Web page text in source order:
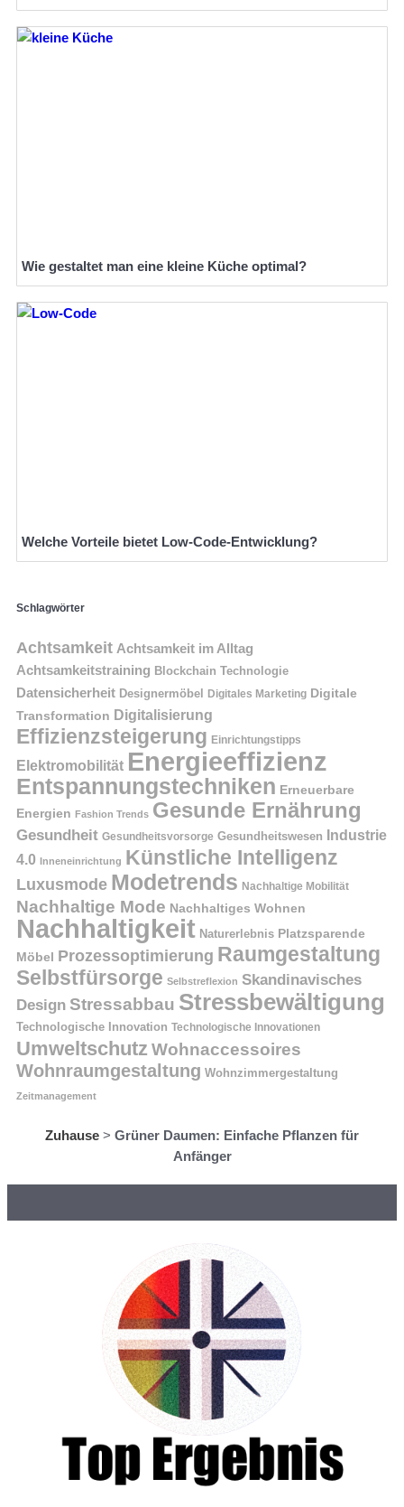
Wie gestaltet man eine kleine Küche optimal?
Welche Vorteile bietet Low-Code-Entwicklung?
Schlagwörter
Achtsamkeit Achtsamkeit im Alltag
Achtsamkeitstraining Blockchain Technologie
Datensicherheit Designermöbel Digitales Marketing Digitale
Transformation Digitalisierung
Effizienzsteigerung Einrichtungstipps
Elektromobilität Energieeffizienz
Entspannungstechniken Erneuerbare
Energien Fashion Trends Gesunde Ernährung
Gesundheit Gesundheitsvorsorge Gesundheitswesen Industrie
4.0
Inneneinrichtung Künstliche Intelligenz
Luxusmode Modetrends Nachhaltige Mobilität
Nachhaltige Mode Nachhaltiges Wohnen
Nachhaltigkeit Naturerlebnis Platzsparende
Möbel
Prozessoptimierung Raumgestaltung
Selbstfürsorge Selbstreflexion Skandinavisches
Design Stressabbau Stressbewältigung
Technologische Innovation Technologische Innovationen
Umweltschutz Wohnaccessoires
Wohnraumgestaltung Wohnzimmergestaltung
Zeitmanagement
Zuhause > Grüner Daumen: Einfache Pflanzen für
Anfänger